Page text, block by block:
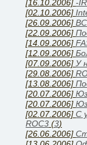
[16.10.2006] -
[02.10.2006]
[26.09.2006]
[22.09.2006]
[14.09.2006]
[12.09.2006]
[07.09.2006] У
[29.08.2006]
[13.08.2006]
[20.07.2006]
[20.07.2006]
[02.07.2006] С
ROC3 (3)
[26.06.2006]